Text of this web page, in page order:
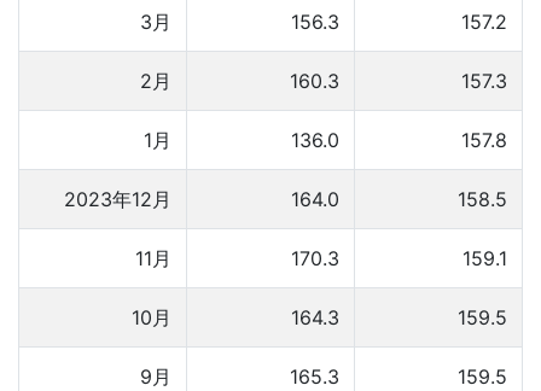
3月 156.3 157.2
2月 160.3 157.3
1月 136.0 157.8
2023年12月 164.0 158.5
11月 170.3 159.1
10月 164.3 159.5
9月 165.3 159.5